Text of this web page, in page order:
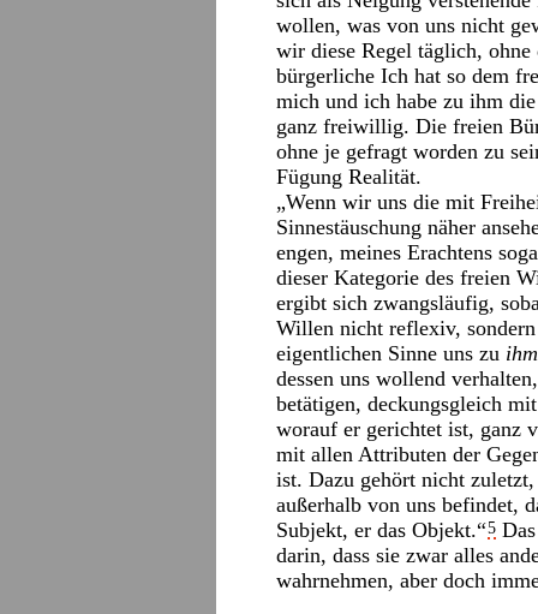
wollen, was von uns nicht
wir diese Regel täglich, ohne
bürgerliche Ich hat so dem
mich und ich habe zu ihm
ganz freiwillig. Die freien
ohne je gefragt worden zu
Fügung Realität.
„Wenn wir uns die mit
Sinnestäuschung näher
engen, meines Erachtens
dieser Kategorie des freien
ergibt sich zwangsläufig,
Willen nicht reflexiv,
eigentlichen Sinne uns zu ihm
dessen uns wollend
betätigen, deckungsgleich
worauf er gerichtet ist, ganz
mit allen Attributen der
ist. Dazu gehört nicht zuletzt,
außerhalb von uns befindet,
Subjekt, er das Objekt.“5
darin, dass sie zwar alles
wahrnehmen, aber doch